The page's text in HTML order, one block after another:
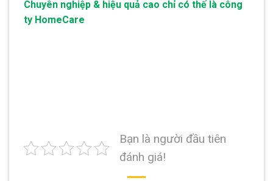
Chuyên nghiệp & hiệu quả cao chỉ có thế là công
ty HomeCare
Bạn là người đầu tiên
đánh giá!